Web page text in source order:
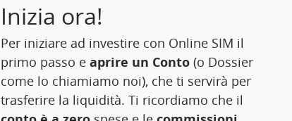
Inizia ora!
Per iniziare ad investire con Online SIM il
primo passo e aprire un Conto (o Dossier
come lo chiamiamo noi), che ti servirà per
trasferire la liquidità. Ti ricordiamo che il